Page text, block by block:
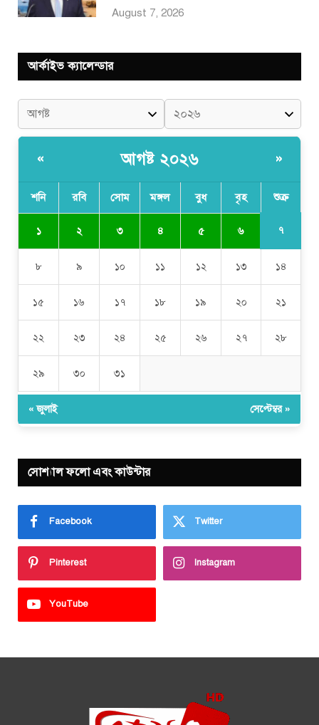
August 7, 2026
আর্কাইভ ক্যালেন্ডার
« আগষ্ট ২০২৬ »
শনি রবি সোম মঙ্গল বুধ বৃহ শুক্র
১ ২ ৩ ৪ ৫ ৬ ৭
৮ ৯ ১০ ১১ ১২ ১৩ ১৪
১৫ ১৬ ১৭ ১৮ ১৯ ২০ ২১
২২ ২৩ ২৪ ২৫ ২৬ ২৭ ২৮
২৯ ৩০ ৩১
« জুলাই সেপ্টেম্বর »
সোশ্যাল ফলো এবং কাউন্টার
Facebook Twitter
Pinterest Instagram
YouTube